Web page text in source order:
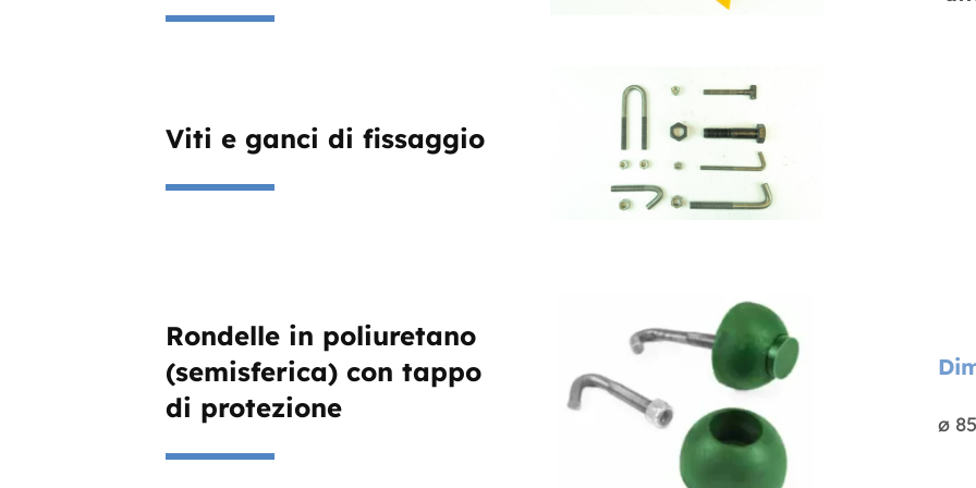
Viti e ganci di fissaggio
Rondelle in poliuretano
(semisferica) con tappo
di protezione
ø